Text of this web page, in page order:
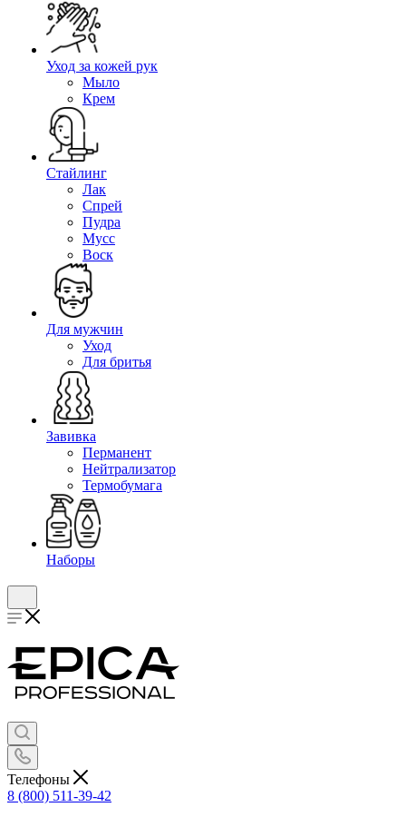
Уход за кожей рук
Мыло
Крем
Стайлинг
Лак
Спрей
Пудра
Мусс
Воск
Для мужчин
Уход
Для бритья
Завивка
Перманент
Нейтрализатор
Термобумага
Наборы
Телефоны
8 (800) 511-39-42